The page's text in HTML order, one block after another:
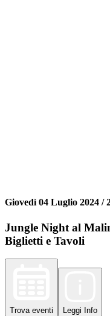
Giovedì 04 Luglio 2024 /
Jungle Night al
Biglietti e Tavoli
Trova eventi Leggi Info